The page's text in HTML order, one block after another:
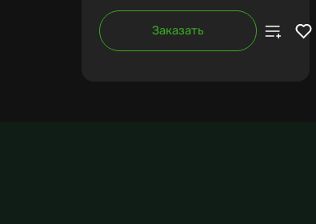
Заказать